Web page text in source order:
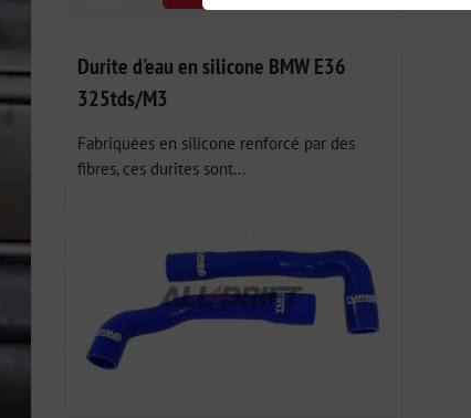
Durite d'eau en silicone BMW E36
325tds/M3
Fabriquées en silicone renforcé par des
fibres, ces durites sont...